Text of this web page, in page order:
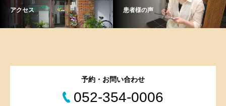
アクセス 患者様の声
予約・お問い合わせ
052-354-0006